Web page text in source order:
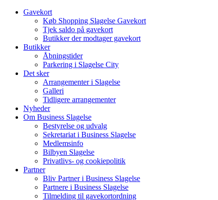
Gavekort
Køb Shopping Slagelse Gavekort
Tjek saldo på gavekort
Butikker der modtager gavekort
Butikker
Åbningstider
Parkering i Slagelse City
Det sker
Arrangementer i Slagelse
Galleri
Tidligere arrangementer
Nyheder
Om Business Slagelse
Bestyrelse og udvalg
Sekretariat i Business Slagelse
Medlemsinfo
Bilbyen Slagelse
Privatlivs- og cookiepolitik
Partner
Bliv Partner i Business Slagelse
Partnere i Business Slagelse
Tilmelding til gavekortordning